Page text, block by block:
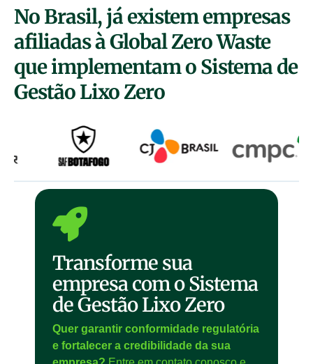
No Brasil, já existem empresas
afiliadas à Global Zero Waste
que implementam o Sistema de
Gestão Lixo Zero
Transforme sua
empresa com o Sistema
de Gestão Lixo Zero
Quer garantir conformidade regulatória
e fortalecer a credibilidade da sua